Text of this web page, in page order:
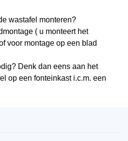
wastafel monteren?
( u monteert het
voor montage op een blad
Denk dan eens aan het
op een fonteinkast i.c.m. een